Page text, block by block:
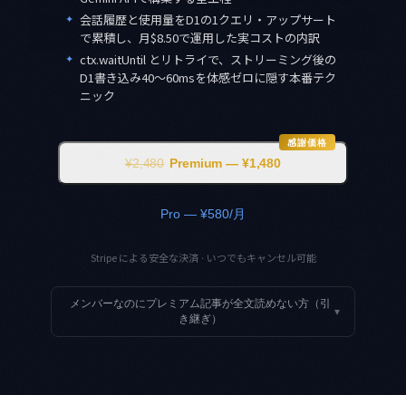
✦ 会話履歴と使用量をD1の1クエリ・アップサート
で累積し、月$8.50で運用した実コストの内訳
✦ ctx.waitUntil とリトライで、ストリーミング後の
D1書き込み40〜60msを体感ゼロに隠す本番テク
ニック
感謝価格
¥2,480 Premium — ¥1,480
Pro — ¥580/月
Stripe による安全な決済 · いつでもキャンセル可能
メンバーなのにプレミアム記事が全文読めない方（引
き継ぎ）
▾